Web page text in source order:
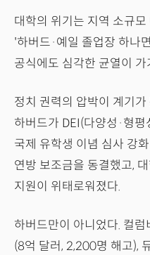
대학의 위기는 지역 소규
'하버드·예일 졸업장 하나
공식에도 심각한 균열이 가
정치 권력의 압박이 계기
하버드가 DEI(다양성·형
국제 유학생 이념 심사 강
연방 보조금을 동결했고,
지원이 위태로워졌다.
하버드만이 아니었다. 컬
(8억 달러, 2,200명 해고),